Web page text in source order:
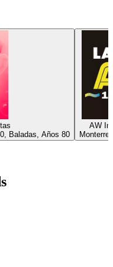
Baladas, Años 80
AW